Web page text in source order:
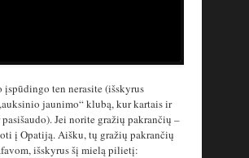
ten nerasite (išskyrus
jaunimo“ klubą, kur kartais ir
pasišaudo). Jei norite gražių pakrančių –
į Opatiją. Aišku, tų gražių pakrančių
išskyrus šį mielą pilietį: